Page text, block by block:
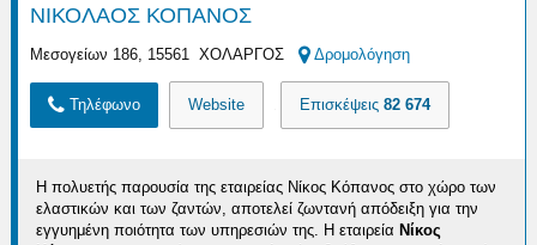
ΝΙΚΟΛΑΟΣ ΚΟΠΑΝΟΣ
Μεσογείων 186, 15561 ΧΟΛΑΡΓΟΣ Δρομολόγηση
Τηλέφωνο Website Επισκέψεις82 674
Η πολυετής παρουσία της εταιρείας Νίκος Κόπανος στο χώρο των
ελαστικών και των ζαντών, αποτελεί ζωντανή απόδειξη για την
εγγυημένη ποιότητα των υπηρεσιών της. Η εταιρεία Νίκος